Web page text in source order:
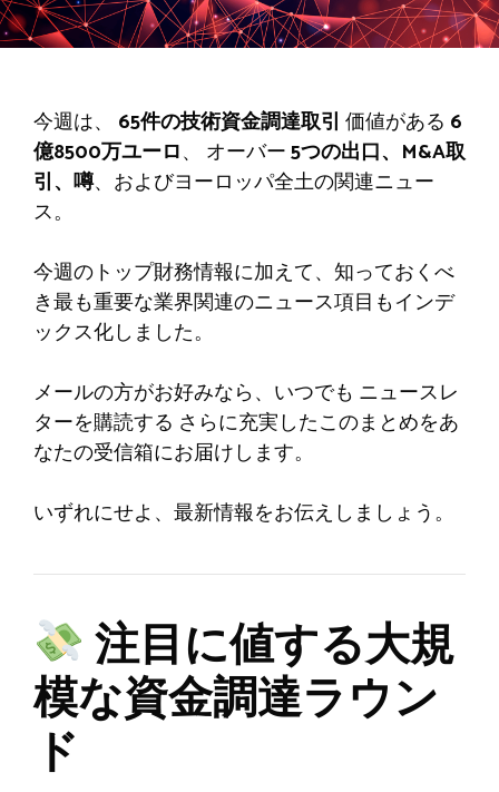
今週は、 65件の技術資金調達取引 価値がある 6
億8500万ユーロ、 オーバー5つの出口、M&A取
引、噂、およびヨーロッパ全土の関連ニュー
ス。
今週のトップ財務情報に加えて、知っておくべ
き最も重要な業界関連のニュース項目もインデ
ックス化しました。
メールの方がお好みなら、いつでも ニュースレ
ターを購読する さらに充実したこのまとめをあ
なたの受信箱にお届けします。
いずれにせよ、最新情報をお伝えしましょう。
注目に値する大規
模な資金調達ラウン
ド